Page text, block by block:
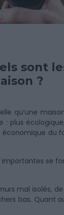
sont
?
qu’une
plus
du
importantes se
mal isolés,
bas. Quant